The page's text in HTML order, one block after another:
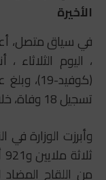
الأخيرة
في سياق متصل،
تسجيل 18 وفاة، خلال الـ24 ساعة الماضية.
من اللقاح